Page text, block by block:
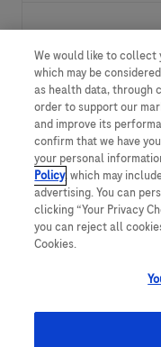
alerts
Email Address
You'll get emails
We would like to collect
which may be
as health data, through
order to support our
and improve its
confirm that we have
your personal
Policy, which may
advertising. You can
clicking “Your Privacy
you can reject all
Cookies.